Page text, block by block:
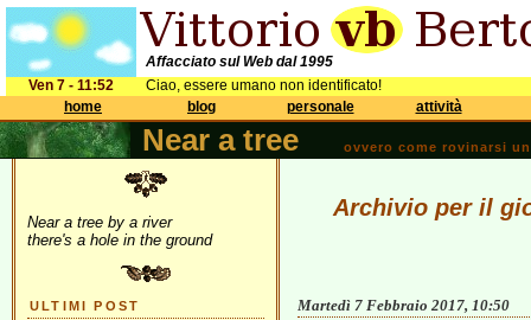
Affacciato sul Web dal 1995
Ven 7 - 11:52
Ciao, essere umano non identificato!
home
blog personale attività
Near a tree ovvero come rovinarsi
Near a tree by a river
there's a hole in the ground
ULTIMI POST
Archivio per il
Martedì 7 Febbraio 2017, 10:50